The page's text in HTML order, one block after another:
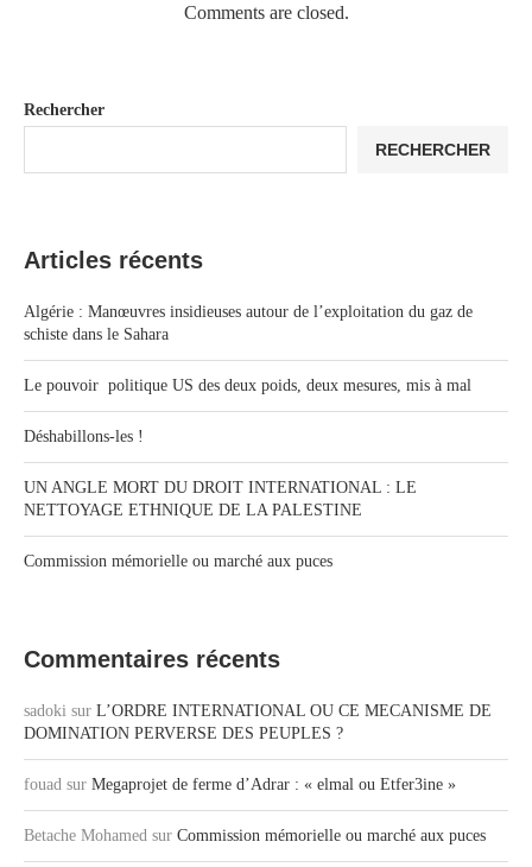
Comments are closed.
Rechercher
RECHERCHER
Articles récents
Algérie : Manœuvres insidieuses autour de l’exploitation du gaz de
schiste dans le Sahara
Le pouvoir politique US des deux poids, deux mesures, mis à mal
Déshabillons-les !
UN ANGLE MORT DU DROIT INTERNATIONAL : LE
NETTOYAGE ETHNIQUE DE LA PALESTINE
Commission mémorielle ou marché aux puces
Commentaires récents
sadoki sur L’ORDRE INTERNATIONAL OU CE MECANISME DE
DOMINATION PERVERSE DES PEUPLES ?
fouad sur Megaprojet de ferme d’Adrar : « elmal ou Etfer3ine »
Betache Mohamed sur Commission mémorielle ou marché aux puces